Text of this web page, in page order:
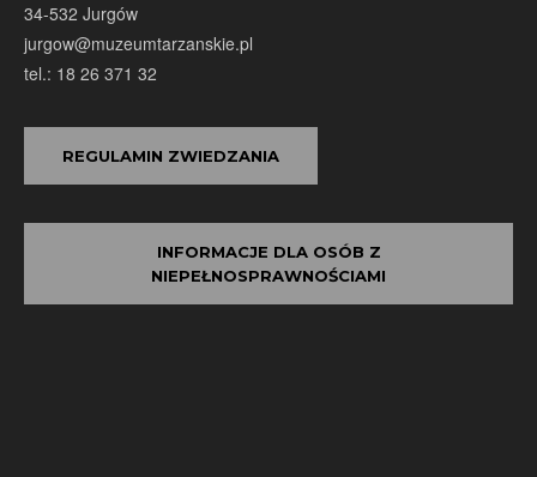
34-532 Jurgów
jurgow@muzeumtarzanskie.pl
tel.: 18 26 371 32
REGULAMIN ZWIEDZANIA
INFORMACJE DLA OSÓB Z
NIEPEŁNOSPRAWNOŚCIAMI